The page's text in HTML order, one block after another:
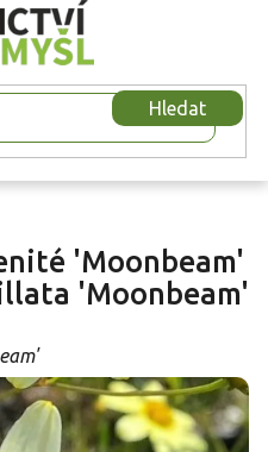
Hledat
'Moonbeam'
'Moonbeam'